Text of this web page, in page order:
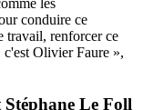
les
conduire ce
travail, renforcer ce
c'est Olivier Faure »,
Stéphane Le Foll